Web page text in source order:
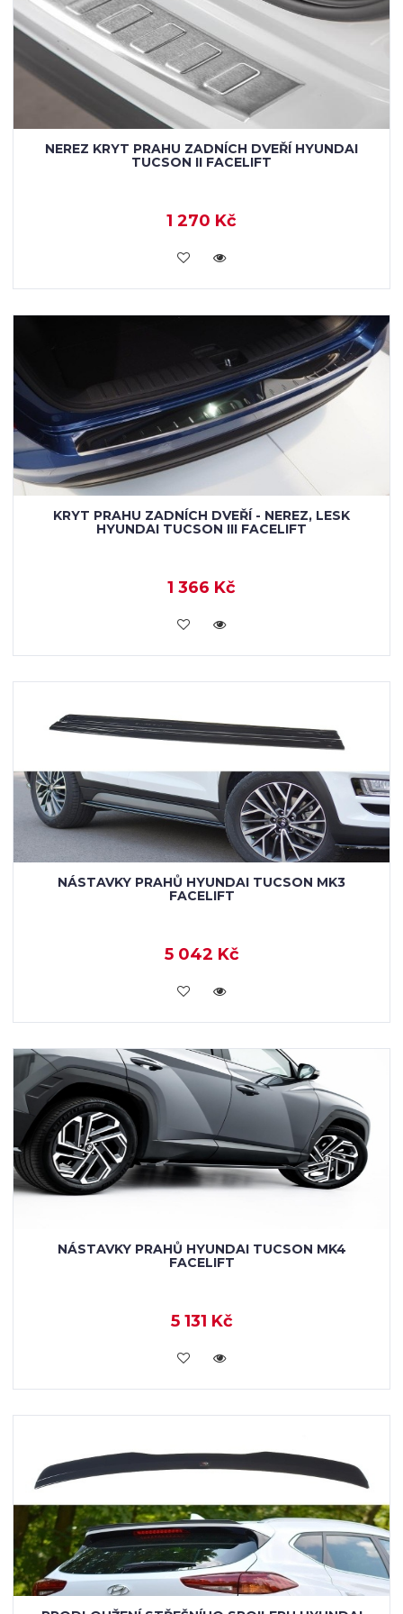
NEREZ KRYT PRAHU ZADNÍCH DVEŘÍ HYUNDAI
TUCSON II FACELIFT
1 270 Kč
KOUPIT
KRYT PRAHU ZADNÍCH DVEŘÍ - NEREZ, LESK
HYUNDAI TUCSON III FACELIFT
1 366 Kč
KOUPIT
NÁSTAVKY PRAHŮ HYUNDAI TUCSON MK3
FACELIFT
5 042 Kč
KOUPIT
NÁSTAVKY PRAHŮ HYUNDAI TUCSON MK4
FACELIFT
5 131 Kč
KOUPIT